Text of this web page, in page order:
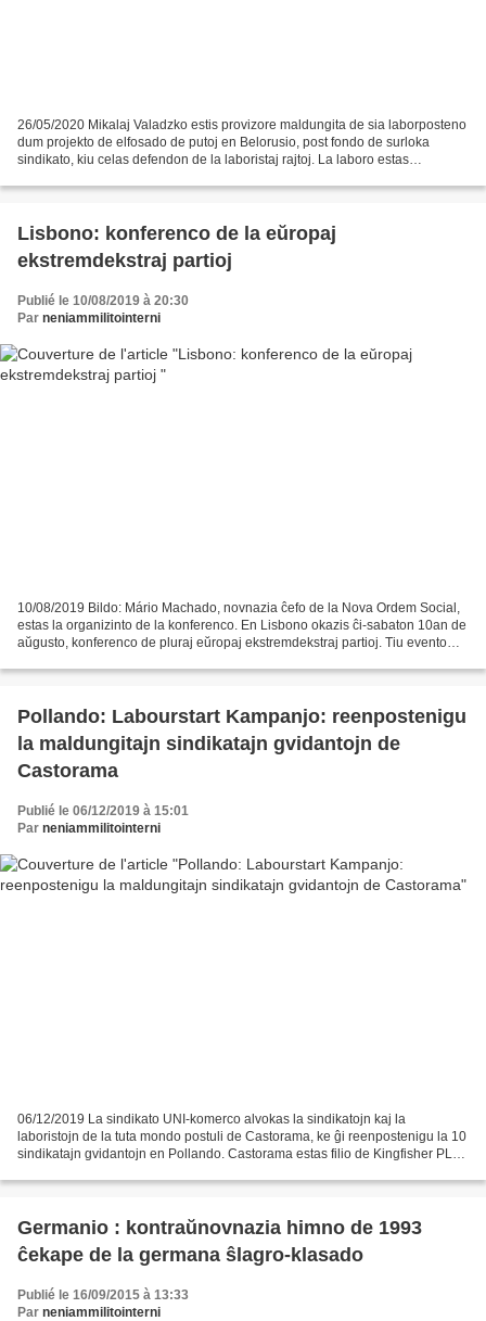
26/05/2020 Mikalaj Valadzko estis provizore maldungita de sia laborposteno
dum projekto de elfosado de putoj en Belorusio, post fondo de surloka
sindikato, kiu celas defendon de la laboristaj rajtoj. La laboro estas
Lisbono: konferenco de la eŭropaj
ekstremdekstraj partioj
Publié le 10/08/2019 à 20:30
Par neniammilitointerni
10/08/2019 Bildo: Mário Machado, novnazia ĉefo de la Nova Ordem Social,
estas la organizinto de la konferenco. En Lisbono okazis ĉi-sabaton 10an de
aŭgusto, konferenco de pluraj eŭropaj ekstremdekstraj partioj. Tiu evento
Pollando: Labourstart Kampanjo: reenpostenigu
la maldungitajn sindikatajn gvidantojn de
Castorama
Publié le 06/12/2019 à 15:01
Par neniammilitointerni
06/12/2019 La sindikato UNI-komerco alvokas la sindikatojn kaj la
laboristojn de la tuta mondo postuli de Castorama, ke ĝi reenpostenigu la 10
sindikatajn gvidantojn en Pollando. Castorama estas filio de Kingfisher PLC,
Germanio : kontraŭnovnazia himno de 1993
ĉekape de la germana ŝlagro-klasado
Publié le 16/09/2015 à 13:33
Par neniammilitointerni